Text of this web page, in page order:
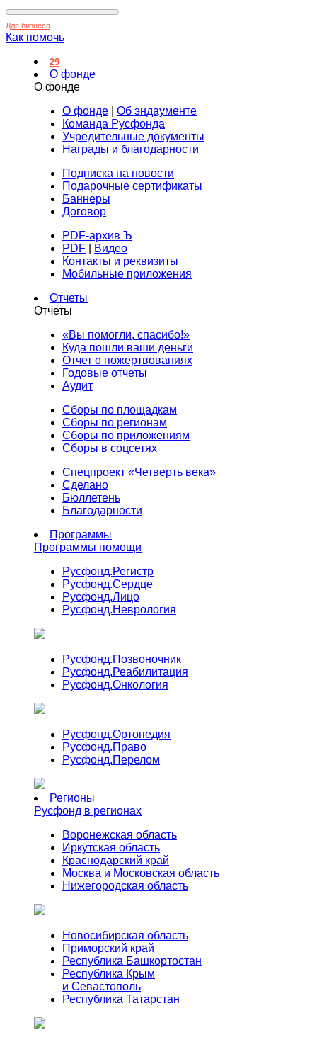
Для бизнеса
Как помочь
29
О фонде
О фонде
О фонде
Об эндаументе
Команда Русфонда
Учредительные документы
Награды и благодарности
Подписка на новости
Подарочные сертификаты
Баннеры
Договор
PDF-архив Ъ
PDF
Видео
Контакты и реквизиты
Мобильные приложения
Отчеты
Отчеты
«Вы помогли, спасибо!»
Куда пошли ваши деньги
Отчет о пожертвованиях
Годовые отчеты
Аудит
Сборы по площадкам
Сборы по регионам
Сборы по приложениям
Сборы в соцсетях
Спецпроект «Четверть века»
Сделано
Бюллетень
Благодарности
Программы
Программы помощи
Русфонд.Регистр
Русфонд.Сердце
Русфонд.Лицо
Русфонд.Неврология
Русфонд.Позвоночник
Русфонд.Реабилитация
Русфонд.Онкология
Русфонд.Ортопедия
Русфонд.Право
Русфонд.Перелом
Регионы
Русфонд в регионах
Воронежская область
Иркутская область
Краснодарский край
Москва и Московская область
Нижегородская область
Новосибирская область
Приморский край
Республика Башкортостан
Республика Крым
и Севастополь
Республика Татарстан